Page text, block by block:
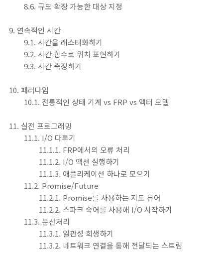
8.6. 규모 확장 가능한 대상 지정
9. 연속적인 시간
9.1. 시간을 래스터화하기
9.2. 시간 함수로 위치 표현하기
9.3. 시간 측정하기
10. 패러다임
10.1. 전통적인 상태 기계 vs FRP vs 액터 모델
11. 실전 프로그래밍
11.1. I/O 다루기
11.1.1. FRP에서의 오류 처리
11.1.2. I/O 액션 실행하기
11.1.3. 애플리케이션 하나로 모으기
11.2. Promise/Future
11.2.1. Promise를 사용하는 지도 뷰어
11.2.2. 스파크 숙어를 사용해 I/O 시작하기
11.3. 분산처리
11.3.1. 일관성 희생하기
11.3.2. 네트워크 연결을 통해 전달되는 스트림